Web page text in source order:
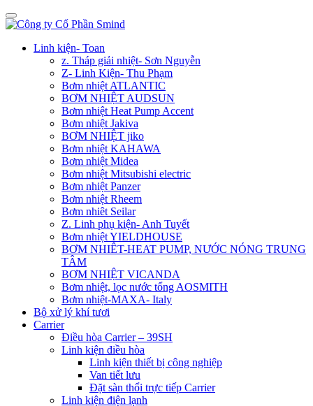
Linh kiện- Toan
z. Tháp giải nhiệt- Sơn Nguyễn
Z- Linh Kiện- Thu Phạm
Bơm nhiệt ATLANTIC
BƠM NHIỆT AUDSUN
Bơm nhiệt Heat Pump Accent
Bơm nhiệt Jakiva
BƠM NHIỆT jiko
Bơm nhiệt KAHAWA
Bơm nhiệt Midea
Bơm nhiệt Mitsubishi electric
Bơm nhiệt Panzer
Bơm nhiệt Rheem
Bơm nhiêt Seilar
Z. Linh phụ kiện- Anh Tuyết
Bơm nhiệt YIELDHOUSE
BƠM NHIÊT-HEAT PUMP, NƯỚC NÓNG TRUNG
TÂM
BƠM NHIỆT VICANDA
Bơm nhiệt, lọc nước tổng AOSMITH
Bơm nhiệt-MAXA- Italy
Bộ xử lý khí tươi
Carrier
Điều hòa Carrier – 39SH
Linh kiện điều hòa
Linh kiện thiết bị công nghiệp
Van tiết lưu
Đặt sàn thổi trực tiếp Carrier
Linh kiện điện lạnh